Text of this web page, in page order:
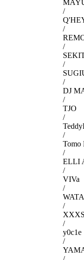
/
/
/
/
/
DJ
/
TJO
/
/
Tomo
/
ELLI
/
VIVa
/
/
/
y0c1e
/